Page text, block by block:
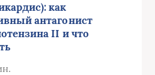
как
антагонист
II и что